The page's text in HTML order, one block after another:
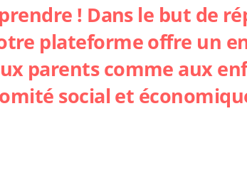
! Dans le but de
plateforme offre un
parents comme aux
social et